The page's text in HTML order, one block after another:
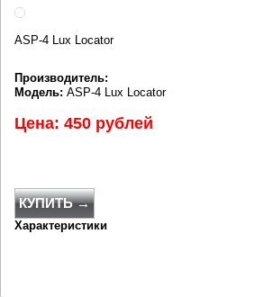
ASP-4 Lux Locator
Производитель:
Модель: ASP-4 Lux Locator
Цена: 450 рублей
КУПИТЬ →
Характеристики